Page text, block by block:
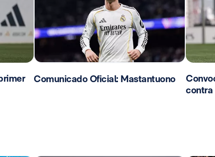
Comunicado Oficial: Mastantuono
contra